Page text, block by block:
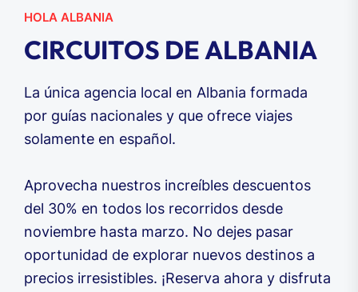
HOLA ALBANIA
CIRCUITOS DEALBANIA
La única agencia local en Albania formada
por guías nacionales y que ofrece viajes
solamente en español.
Aprovecha nuestros increíbles descuentos
del 30% en todos los recorridos desde
noviembre hasta marzo. No dejes pasar
oportunidad de explorar nuevos destinos a
precios irresistibles. ¡Reserva ahora y disfruta